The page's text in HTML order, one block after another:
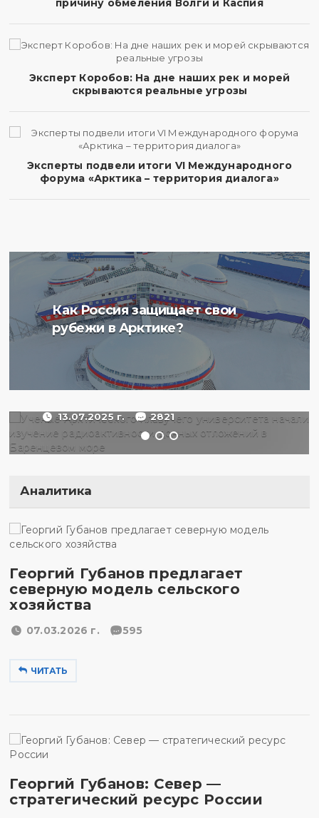
причину обмеления Волги и Каспия
Эксперт Коробов: На дне наших рек и морей
скрываются реальные угрозы
Эксперты подвели итоги VI Международного
форума «Арктика – территория диалога»
Как Россия защищает свои
рубежи в Арктике?
Ученые Арктического
плавучего университета
радиоактивности донных
отложений в Баренцевом
13.07.2025 г. 2821
Аналитика
Георгий Губанов предлагает
северную модель сельского
хозяйства
07.03.2026 г. 595
ЧИТАТЬ
Георгий Губанов: Север —
стратегический ресурс России